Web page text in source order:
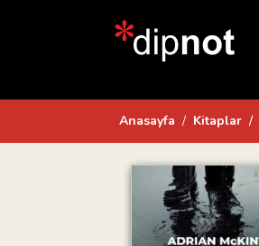
Anasayfa Kitaplar